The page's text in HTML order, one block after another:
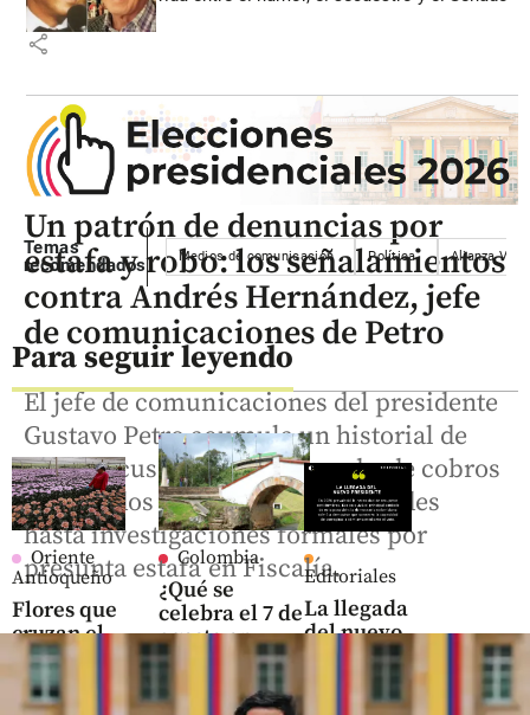
share
Temas
recomendados
Medios de comunicación Política Alianza
Para seguir leyendo
Oriente
Antioqueño
Flores que
cruzan el
cielo: así
es el
negocio
Colombia
¿Qué se
celebra el 7 de
agosto en
Colombia? La
marcó el
Editoriales
La llegada
del nuevo
Presidente
Un patrón de denuncias por
estafa y robo: los señalamientos
contra Andrés Hernández, jefe
de comunicaciones de Petro
El jefe de comunicaciones del presidente
Gustavo Petro acumula un historial de
graves acusaciones que van desde cobros
no pagados a trabajadoras humildes
hasta investigaciones formales por
presunta estafa en Fiscalía.